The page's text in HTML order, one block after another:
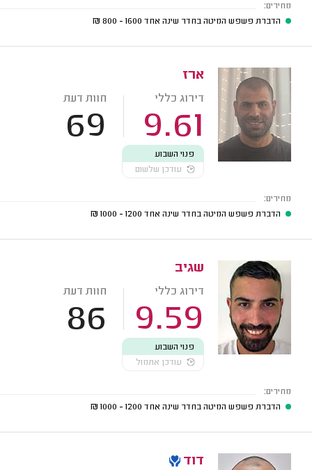
מחירים:
הדברת פשפש המיטה בחדר שינה אחד 1600 - 800
₪
ארז
דירוג כללי
9.61
חוות דעת
69
פנוי השבוע
עודכן שלשום
מחירים:
הדברת פשפש המיטה בחדר שינה אחד 1200 - 1000
₪
שגיב
דירוג כללי
9.59
חוות דעת
86
פנוי השבוע
עודכן אתמול
מחירים:
הדברת פשפש המיטה בחדר שינה אחד 1200 - 1000
₪
דוד